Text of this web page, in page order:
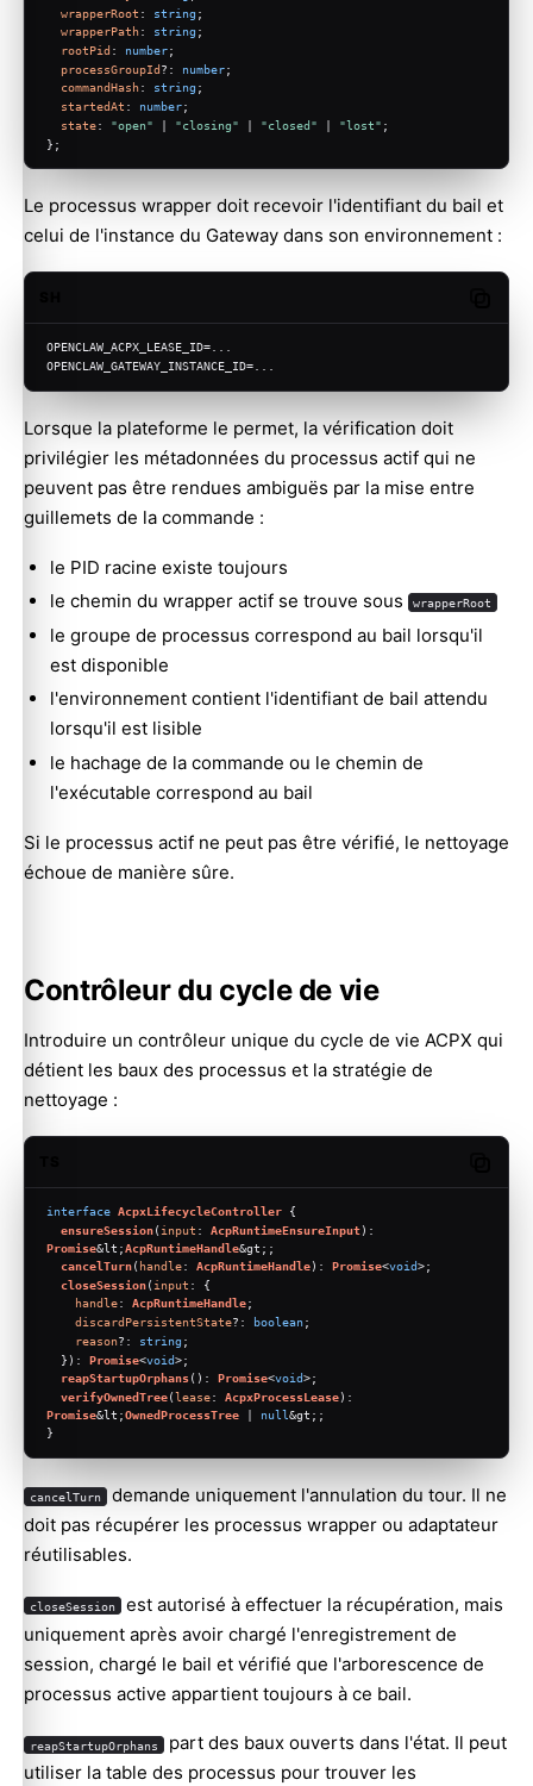
wrapperRoot : string ;
wrapperPath: string ;
rootPid : number;
processGroupId?: number;
commandHash: string ;
startedAt : number;
state: "open" | "closing" | "closed" | "lost" ;
};
Le processus wrapper doit recevoir l'identifiant du bail et
celui de l'instance du Gateway dans son environnement :
OPENCLAW_ACPX_LEASE_ID=...
OPENCLAW_GATEWAY_INSTANCE_ID=...
Lorsque la plateforme le permet, la vérification doit
privilégier les métadonnées du processus actif qui ne
peuvent pas être rendues ambiguës par la mise entre
guillemets de la commande :
le PID racine existe toujours
le chemin du wrapper actif se trouve sous
wrapperRoot
le groupe de processus correspond au bail lorsqu'il
est disponible
l'environnement contient l'identifiant de bail attendu
lorsqu'il est lisible
le hachage de la commande ou le chemin de
l'exécutable correspond au bail
Si le processus actif ne peut pas être vérifié, le nettoyage
échoue de manière sûre.
Contrôleur du cycle de vie
Introduire un contrôleur unique du cycle de vie ACPX qui
détient les baux des processus et la stratégie de
nettoyage :
interface AcpxLifecycleController {
ensureSession( input : AcpRuntimeEnsureInput
Promise&lt;AcpRuntimeHandle&gt;;
cancelTurn( handle: AcpRuntimeHandle): Promise<void>;
closeSession( input : {
handle: AcpRuntimeHandle;
discardPersistentState?: boolean;
reason?: string ;
  }):
Promise<void>;
reapStartupOrphans(): Promise<void>;
verifyOwnedTree(lease: AcpxProcessLease
Promise&lt;OwnedProcessTree | null&gt;;
}
cancelTurn demande uniquement l'annulation du tour. Il ne
doit pas récupérer les processus wrapper ou adaptateur
réutilisables.
closeSession est autorisé à effectuer la récupération, mais
uniquement après avoir chargé l'enregistrement de
session, chargé le bail et vérifié que l'arborescence de
processus active appartient toujours à ce bail.
reapStartupOrphans part des baux ouverts dans l'état. Il peut
utiliser la table des processus pour trouver les